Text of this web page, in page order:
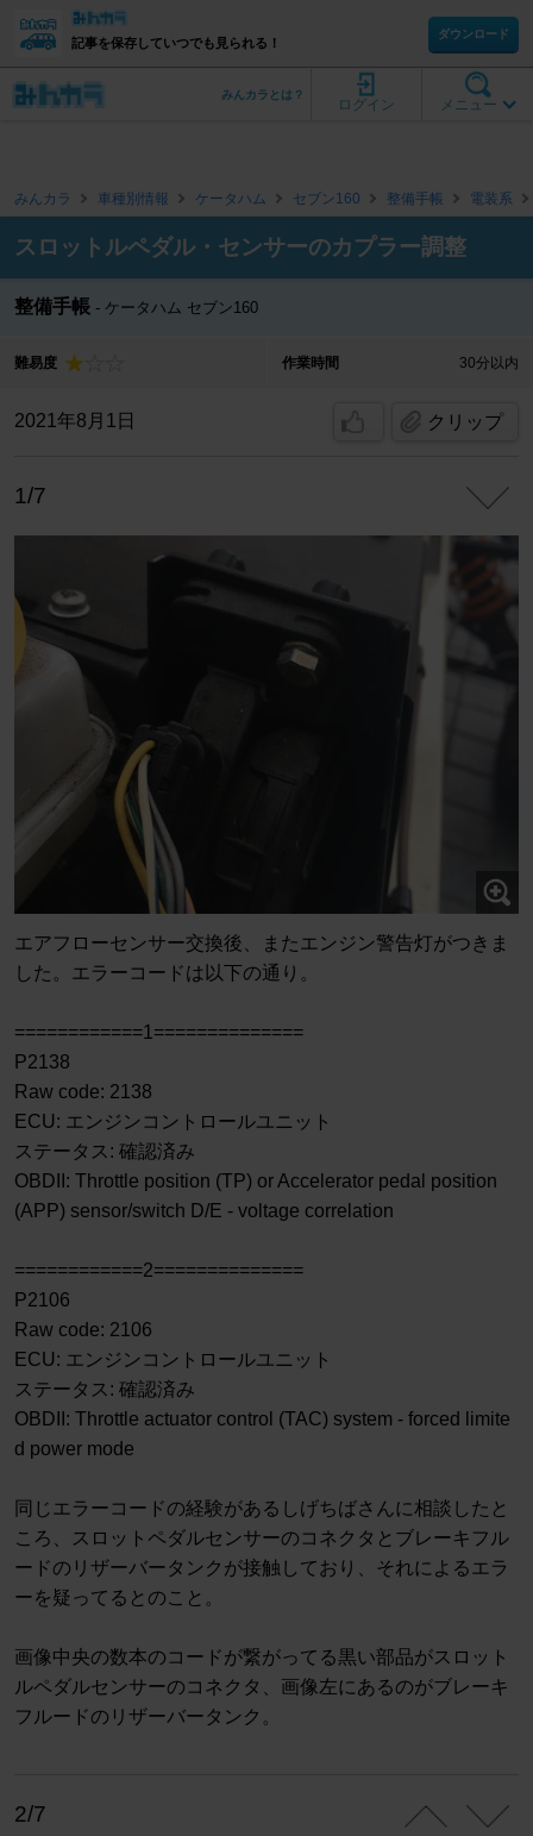
記事を保存していつでも見られる！
ダウンロード
メニュー
ログイン
みんカラとは？
みんカラ 車種別情報 ケータハム セブン160 整備手帳 電装系
スロットルペダル・センサーのカプラー調整
整備手帳 ケータハム セブン160
難易度 作業時間 30分以内
2021年8月1日 クリップ
1/7
エアフローセンサー交換後、またエンジン警告灯がつきま
した。エラーコードは以下の通り。
============1==============
P2138
Raw code: 2138
ECU: エンジンコントロールユニット
ステータス: 確認済み
OBDII: Throttle position (TP) or Accelerator pedal position
(APP) sensor/switch D/E - voltage correlation
============2==============
P2106
Raw code: 2106
ECU: エンジンコントロールユニット
ステータス: 確認済み
OBDII: Throttle actuator control (TAC) system - forced limite
d power mode
同じエラーコードの経験があるしげちばさんに相談したと
ころ、スロットペダルセンサーのコネクタとブレーキフル
ードのリザーバータンクが接触しており、それによるエラ
ーを疑ってるとのこと。
画像中央の数本のコードが繋がってる黒い部品がスロット
ルペダルセンサーのコネクタ、画像左にあるのがブレーキ
フルードのリザーバータンク。
2/7